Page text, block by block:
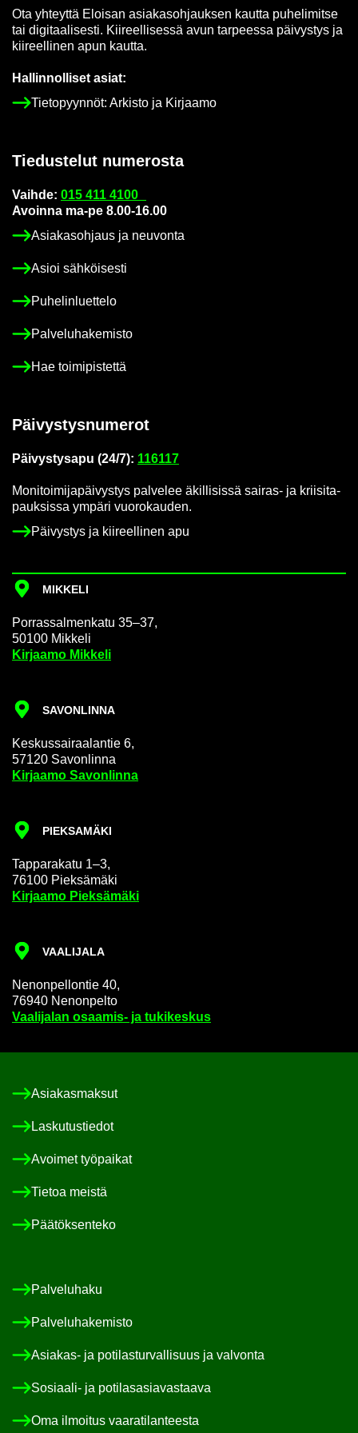
Ota yh­teyt­tä Eloi­san asia­kas­oh­jauk­sen kaut­ta pu­he­li­mit­se
tai di­gi­taa­li­ses­ti. Kii­reel­li­ses­sä avun tar­pees­sa päi­vys­tys ja
kii­reel­li­nen apun kaut­ta.
Hal­lin­nol­li­set asiat:
Tie­to­pyyn­nöt: Ar­kis­to ja Kir­jaa­mo
Tie­dus­te­lut nu­me­ros­ta
Vaih­de: 015 411 4100
Avoin­na ma-pe 8.00-16.00
Asia­kas­oh­jaus ja neu­von­ta
Asioi säh­köi­ses­ti
Pu­he­lin­luet­te­lo
Pal­ve­lu­ha­ke­mis­to
Hae toi­mi­pis­tet­tä
Päi­vys­tys­nu­me­rot
Päi­vys­tys­a­pu (24/7): 116117
Mo­ni­toi­mi­ja­päi­vys­tys pal­ve­lee äkil­li­sis­sä sairas-​ ja krii­si­ta­
pauk­sis­sa ym­pä­ri vuo­ro­kau­den.
Päi­vys­tys ja kii­reel­li­nen apu
MIK­KE­LI
Por­ras­sal­men­ka­tu 35–37,
50100 Mik­ke­li
Kir­jaa­mo Mik­ke­li
SA­VON­LIN­NA
Kes­kus­sai­raa­lan­tie 6,
57120 Sa­von­lin­na
Kir­jaa­mo Sa­von­lin­na
PIEK­SA­MÄ­KI
Tap­pa­ra­ka­tu 1–3,
76100 Piek­sä­mä­ki
Kir­jaa­mo Piek­sä­mä­ki
VAA­LI­JA­LA
Ne­non­pel­lon­tie 40,
76940 Ne­non­pel­to
Vaa­li­ja­lan osaamis-​ ja tu­ki­kes­kus
Asia­kas­mak­sut
Las­ku­tus­tie­dot
Avoi­met työ­pai­kat
Tie­toa meis­tä
Pää­tök­sen­te­ko
Pal­ve­lu­ha­ku
Pal­ve­lu­ha­ke­mis­to
Asiakas-​ ja po­ti­las­tur­val­li­suus ja val­von­ta
Sosiaali-​ ja po­ti­las­asia­vas­taa­va
Oma il­moi­tus vaa­ra­ti­lan­tees­ta